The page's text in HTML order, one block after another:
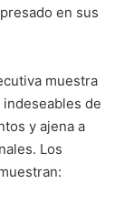
en sus
muestra
de
y ajena a
Los